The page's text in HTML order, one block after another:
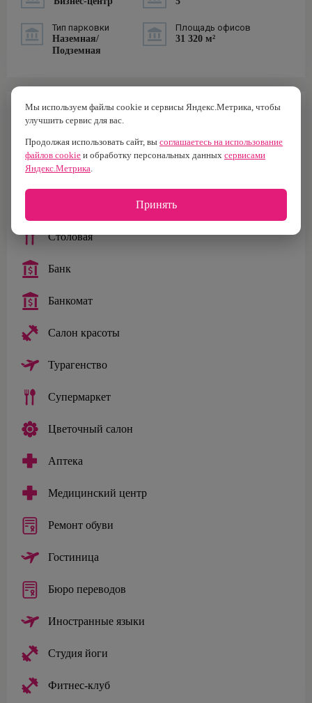
Тип парковки
Наземная/
Подземная
Площадь офисов
31 320 м²
ИНФРАСТРУКТУРА
Бар
Кафе
Столовая
Банк
Банкомат
Салон красоты
Турагенство
Супермаркет
Цветочный салон
Аптека
Медицинский центр
Ремонт обуви
Гостиница
Бюро переводов
Иностранные языки
Студия йоги
Фитнес-клуб
Мы используем файлы cookie и сервисы Яндекс.Метрика, чтобы
улучшить сервис для вас.
Продолжая использовать сайт, вы соглашаетесь на использование
файлов cookie и обработку персональных данных сервисами
Яндекс.Метрика.
Принять